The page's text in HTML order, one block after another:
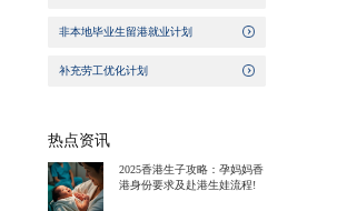
非本地毕业生留港就业计划
补充劳工优化计划
热点资讯
2025香港生子攻略：孕妈妈香
港身份要求及赴港生娃流程!